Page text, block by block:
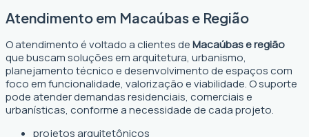
Atendimento em Macaúbas e Região
O atendimento é voltado a clientes deMacaúbas e região
que buscam soluções em arquitetura, urbanismo,
planejamento técnico e desenvolvimento de espaços com
foco em funcionalidade, valorização e viabilidade. O suporte
pode atender demandas residenciais, comerciais e
urbanísticas, conforme a necessidade de cada projeto.
projetos arquitetônicos